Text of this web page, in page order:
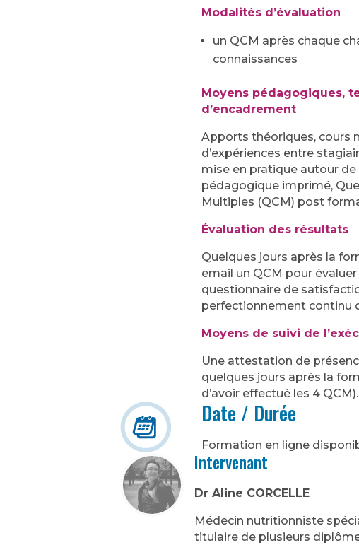
Modalités d’évaluation
un QCM après chaque
connaissances
Moyens pédagogiques,
d’encadrement
Apports théoriques, cours
d’expériences entre
mise en pratique autour
pédagogique imprimé,
Multiples (QCM) post
Évaluation des résultats
Quelques jours après la
email un QCM pour
questionnaire de
perfectionnement continu
Moyens de suivi de
Une attestation de
quelques jours après la
d’avoir effectué les 4 QCM).
Date / Durée
Formation en ligne
Intervenant
Dr Aline CORCELLE
Médecin nutritionniste
titulaire de plusieurs